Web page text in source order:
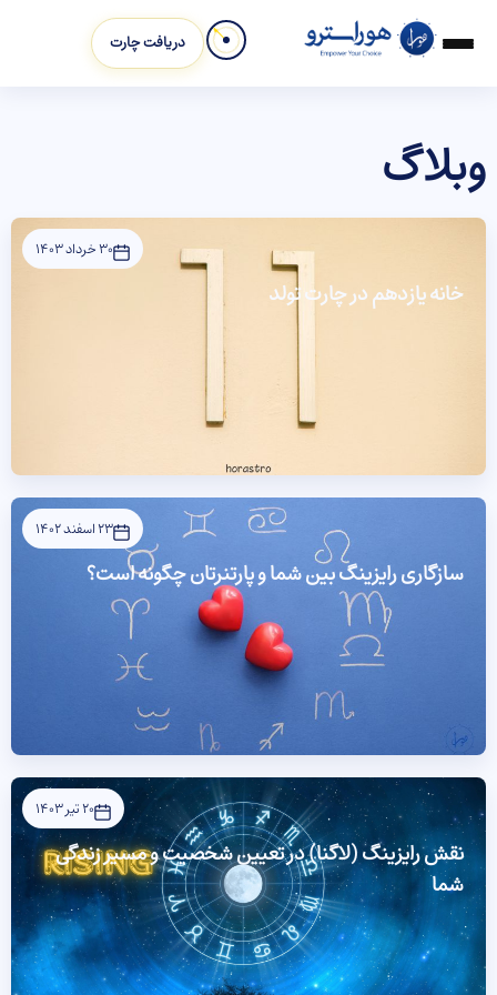
دریافت چارت
وبلاگ
30 خرداد 1403
خانه یازدهم در چارت تولد
23 اسفند 1402
سازگاری رایزینگ بین شما و پارتنرتان چگونه است؟
20 تیر 1403
نقش رایزینگ (لاگنا) در تعیین شخصیت و مسیر زندگی
شما